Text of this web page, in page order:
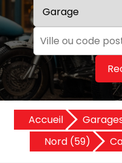
Accueil
Nord (59)